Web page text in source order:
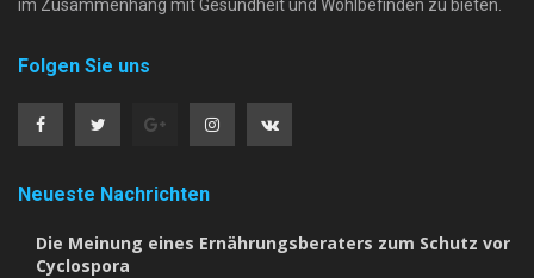
im Zusammenhang mit Gesundheit und Wohlbefinden zu bieten.
Folgen Sie uns
Neueste Nachrichten
Die Meinung eines Ernährungsberaters zum Schutz vor
Cyclospora